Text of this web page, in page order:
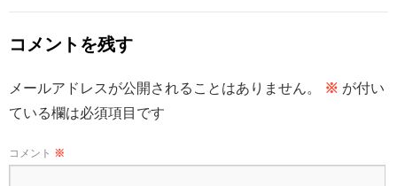
コメントを残す
メールアドレスが公開されることはありません。 ※ が付い
ている欄は必須項目です
コメント ※